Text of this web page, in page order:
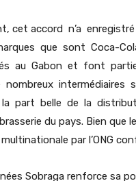
cet accord n’a
que sont Coca-
au Gabon et font partie
nombreux
part belle de la
du pays. Bien
par l’ONG
Sobraga renforce sa